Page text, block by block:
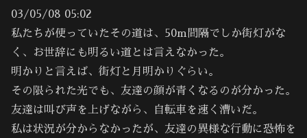
03/05/08 05:02
私たちが使っていたその道は、50m間隔でしか街灯がな
く、お世辞にも明るい道とは言えなかった。
明かりと言えば、街灯と月明かりぐらい。
その限られた光でも、友達の顔が青くなるのが分かった。
友達は叫び声を上げながら、自転車を速く漕いだ。
私は状況が分からなかったが、友達の異様な行動に恐怖を